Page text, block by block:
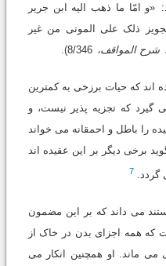
«و امّا ما ذهب الیه ابن جریر
ذلک على الموتى من غیر
شرح المواقف،
اند که حیات برزخى به کمترین
که تجزیه پذیر نیست، و
را باطل و احمقانه مى خواند
برخى دیگر بر این عقیده اند
گردد. 7
مى داند که بر این مضمون
که همه اجزاى بدن در خاک از
مى ماند. او همچنین انکار مى